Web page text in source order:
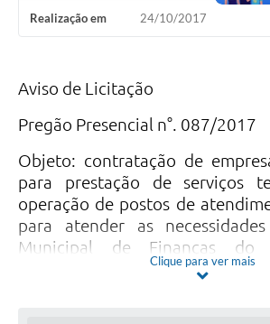
Realização em 24/10/2017
Aviso de Licitação
Pregão Presencial n°. 087/2017
Objeto: contratação de
para prestação de serviços
operação de postos de
para atender as
Municipal de Finanças do
Olímpia/SP. Abertura
www.olimpia.sp.gov.br/
Clique para ver mais